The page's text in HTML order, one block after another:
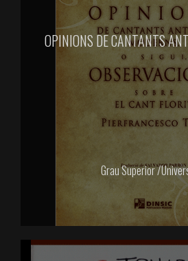
OPINIONS DE CANTANTS
Grau Superior /